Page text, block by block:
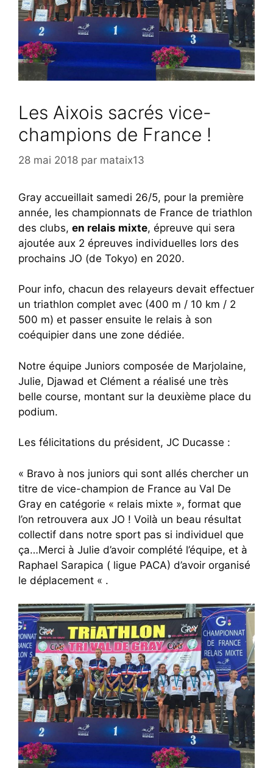
Les Aixois sacrés vice-
champions de France !
28 mai 2018 par mataix13
Gray accueillait samedi 26/5, pour la première
année, les championnats de France de triathlon
des clubs, en relais mixte, épreuve qui sera
ajoutée aux 2 épreuves individuelles lors des
prochains JO (de Tokyo) en 2020.
Pour info, chacun des relayeurs devait effectuer
un triathlon complet avec (400 m / 10 km / 2
500 m) et passer ensuite le relais à son
coéquipier dans une zone dédiée.
Notre équipe Juniors composée de Marjolaine,
Julie, Djawad et Clément a réalisé une très
belle course, montant sur la deuxième place du
podium.
Les félicitations du président, JC Ducasse :
« Bravo à nos juniors qui sont allés chercher un
titre de vice-champion de France au Val De
Gray en catégorie « relais mixte », format que
l’on retrouvera aux JO ! Voilà un beau résultat
collectif dans notre sport pas si individuel que
ça…Merci à Julie d’avoir complété l’équipe, et à
Raphael Sarapica ( ligue PACA) d’avoir organisé
le déplacement « .